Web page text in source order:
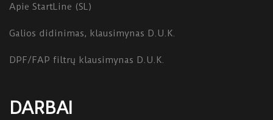
Apie StartLine (SL)
Galios didinimas, klausimynas D.U.K.
DPF/FAP filtrų klausimynas D.U.K.
DARBAI